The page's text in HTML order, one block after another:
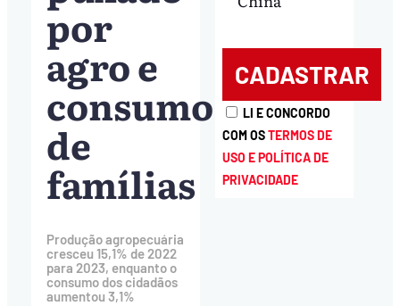
por
agro e
consumo
de
famílias
Produção agropecuária
cresceu 15,1% de 2022
para 2023, enquanto o
consumo dos cidadãos
aumentou 3,1%
LI E CONCORDO
COM OSTERMOS DE
USO E POLÍTICA DE
PRIVACIDADE